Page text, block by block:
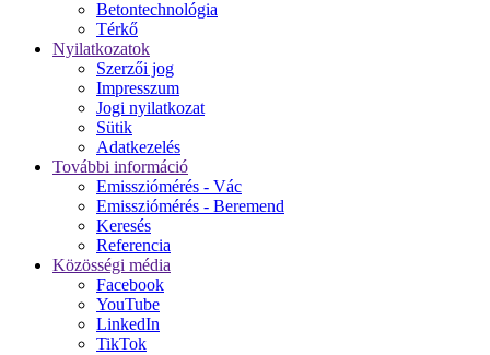
Betontechnológia
Térkő
Nyilatkozatok
Szerzői jog
Impresszum
Jogi nyilatkozat
Sütik
Adatkezelés
További információ
Emissziómérés - Vác
Emissziómérés - Beremend
Keresés
Referencia
Közösségi média
Facebook
YouTube
LinkedIn
TikTok